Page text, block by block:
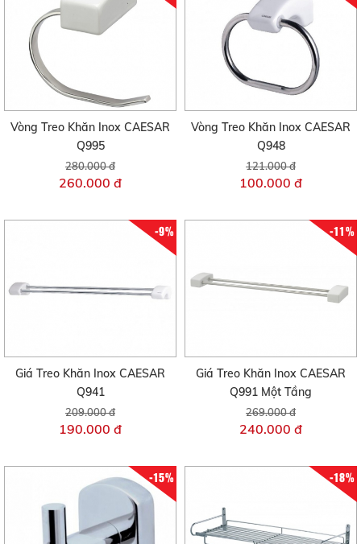
Vòng Treo Khăn Inox CAESAR
Q995
280.000 đ
260.000 đ
Vòng Treo Khăn Inox CAESAR
Q948
121.000 đ
100.000 đ
-9%
Giá Treo Khăn Inox CAESAR
Q941
209.000 đ
190.000 đ
-11%
Giá Treo Khăn Inox CAESAR
Q991 Một Tầng
269.000 đ
240.000 đ
-15% -18%